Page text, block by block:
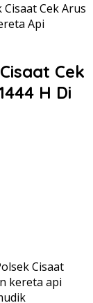
Cek Arus
Api
Cek
H Di
Cisaat
kereta api